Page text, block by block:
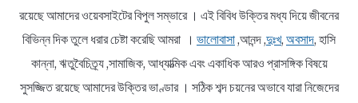
রয়েছে আমাদের ওয়েবসাইটের বিপুল সম্ভারে । এই বিবিধ উক্তির মধ্য দিয়ে জীবনের
বিভিন্ন দিক তুলে ধরার চেষ্টা করেছি আমরা । ভালোবাসা,আনন্দ ,দুঃখ, অবসাদ, হাসি
কান্না, ঋতুবৈচিত্র্য ,সামাজিক, আধ্যাত্মিক এবং একাধিক আরও প্রাসঙ্গিক বিষয়ে
সুসজ্জিত রয়েছে আমাদের উক্তির ভাণ্ডার । সঠিক শব্দ চয়নের অভাবে যারা নিজেদের